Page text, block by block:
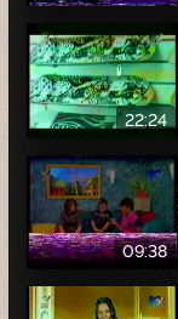
22:24
09:38